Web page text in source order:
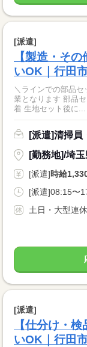
[派遣]
【製造・そ
いOK｜行田
＼ラインでの部品
業となります 部品
着 生地セット後に...
[派遣]清掃員
[勤務地]/埼
[派遣]時給
[派遣]08:15〜
土日・大型連
[派遣]
【仕分け・
いOK｜行田